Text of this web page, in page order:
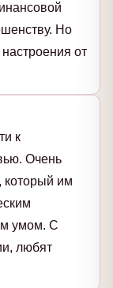
Но
от
к
Очень
который им
умом. С
любят